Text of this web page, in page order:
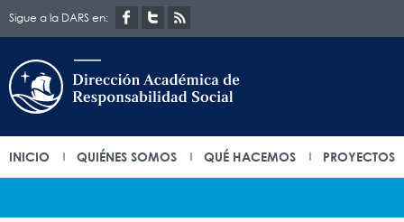
Sigue a la DARS en:
INICIO QUIÉNES SOMOS QUÉ HACEMOS PROYECTOS